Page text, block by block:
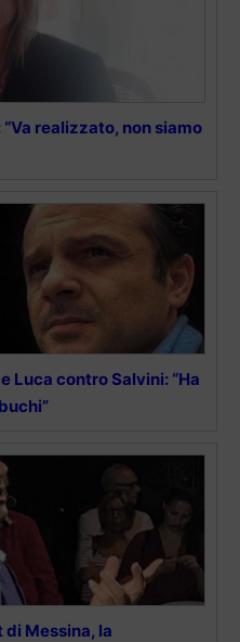
realizzato, non siamo
Luca contro Salvini: “Ha
Messina, la